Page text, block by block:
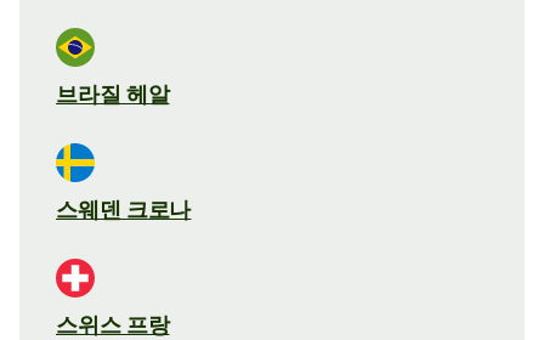
브라질 헤알
스웨덴 크로나
스위스 프랑